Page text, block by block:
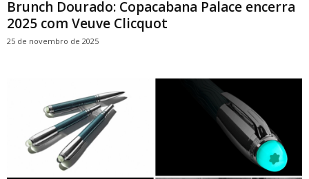
Brunch Dourado: Copacabana Palace encerra
2025 com Veuve Clicquot
25 de novembro de 2025